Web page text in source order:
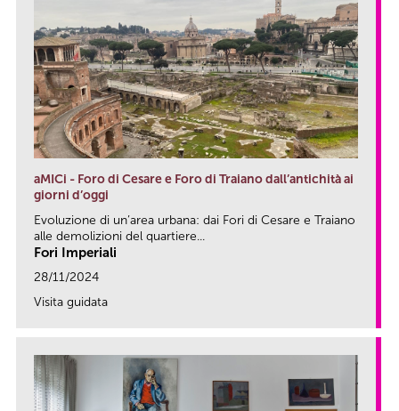
aMICi - Foro di Cesare e Foro di Traiano dall’antichità ai
giorni d’oggi
Evoluzione di un’area urbana: dai Fori di Cesare e Traiano
alle demolizioni del quartiere...
Fori Imperiali
28/11/2024
Visita guidata